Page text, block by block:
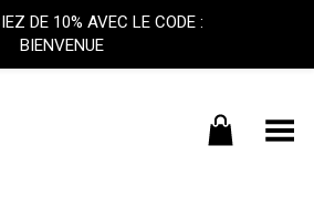
Basculer le menu
DE 10% AVEC LE CODE :
BIENVENUE